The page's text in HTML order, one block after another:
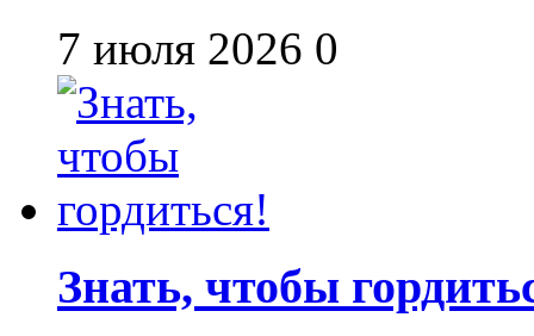
7 июля 2026 0
Знать, чтобы